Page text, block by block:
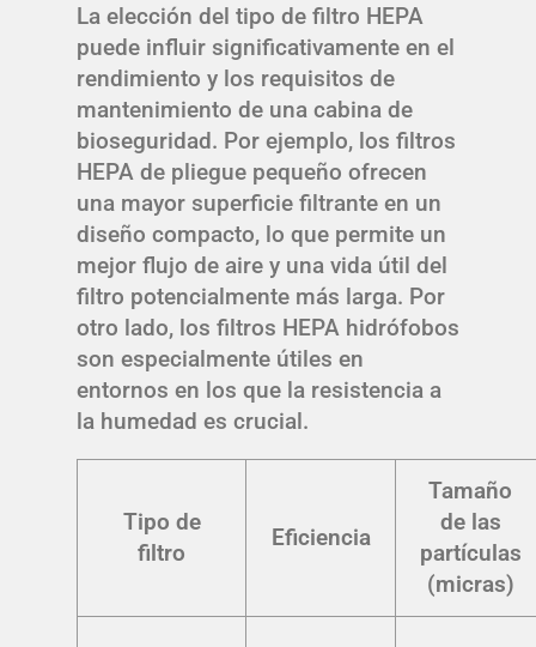
La elección del tipo de filtro HEPA
puede influir significativamente en el
rendimiento y los requisitos de
mantenimiento de una cabina de
bioseguridad. Por ejemplo, los filtros
HEPA de pliegue pequeño ofrecen
una mayor superficie filtrante en un
diseño compacto, lo que permite un
mejor flujo de aire y una vida útil del
filtro potencialmente más larga. Por
otro lado, los filtros HEPA hidrófobos
son especialmente útiles en
entornos en los que la resistencia a
la humedad es crucial.
Tipo de
filtro
Eficiencia
Tamaño
de las
partículas
(micras)